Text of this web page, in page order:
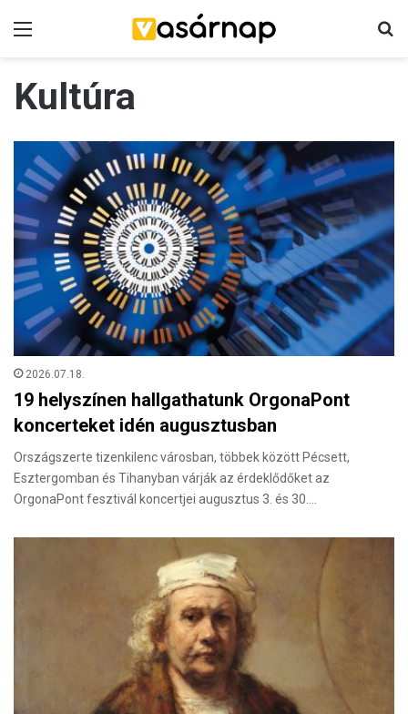
Kultúra
2026.07.18.
19 helyszínen hallgathatunk OrgonaPont
koncerteket idén augusztusban
Országszerte tizenkilenc városban, többek között Pécsett,
Esztergomban és Tihanyban várják az érdeklődőket az
OrgonaPont fesztivál koncertjei augusztus 3. és 30.…